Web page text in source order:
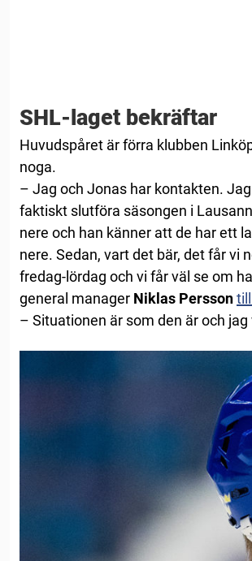
SHL-laget bekräftar
Huvudspåret är förra klubben
noga.
– Jag och Jonas har kontakten.
faktiskt slutföra säsongen i
nere och han känner att de har ett
nere. Sedan, vart det bär, det får vi
fredag-lördag och vi får väl se om
general manager Niklas Persson
– Situationen är som den är och